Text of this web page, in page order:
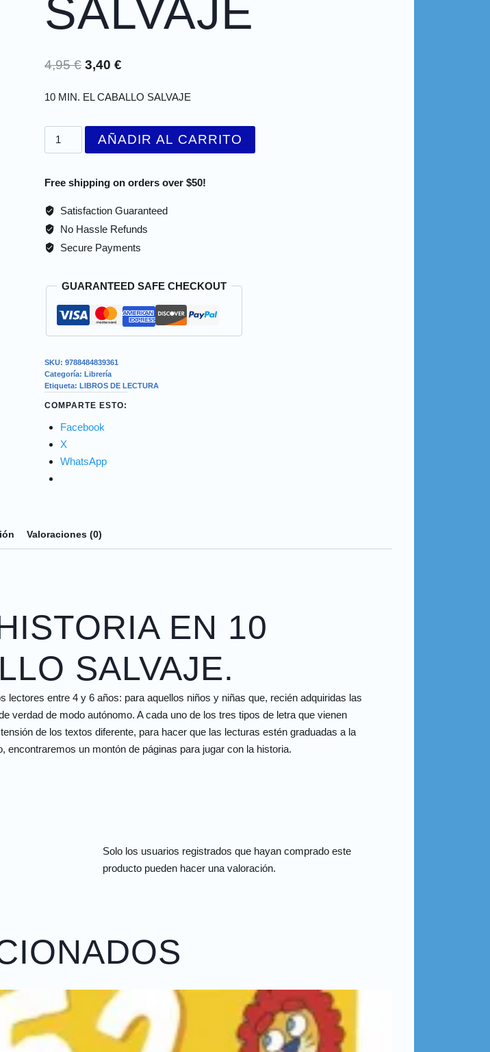
SALVAJE
4,95€ 3,40€
10 MIN. EL CABALLO SALVAJE
AÑADIR AL CARRITO
Free shipping on orders over $50!
Satisfaction Guaranteed
No Hassle Refunds
Secure Payments
GUARANTEED SAFE CHECKOUT
SKU:9788484839361
Categoría:Librería
Etiqueta:LIBROS DE LECTURA
COMPARTE ESTO:
Facebook
X
WhatsApp
Valoraciones (0)
EN 10
SALVAJE.
entre 4 y 6 años: para aquellos niños y niñas que, recién adquiridas las
verdad de modo autónomo. A cada uno de los tres tipos de letra que vienen
de los textos diferente, para hacer que las lecturas estén graduadas a la
un montón de páginas para jugar con la historia.
Solo los usuarios registrados que hayan comprado este
producto pueden hacer una valoración.